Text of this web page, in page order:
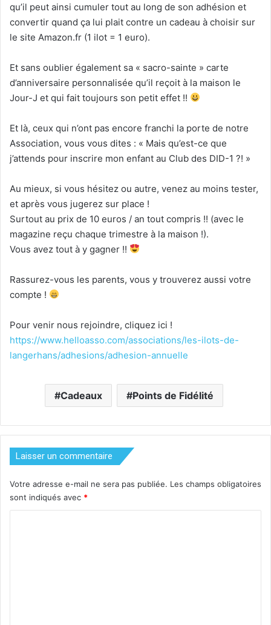
qu’il peut ainsi cumuler tout au long de son adhésion et
convertir quand ça lui plait contre un cadeau à choisir sur
le site Amazon.fr (1 ilot = 1 euro).
Et sans oublier également sa « sacro-sainte » carte
d’anniversaire personnalisée qu’il reçoit à la maison le
Jour-J et qui fait toujours son petit effet !!
Et là, ceux qui n’ont pas encore franchi la porte de notre
Association, vous vous dites : « Mais qu’est-ce que
j’attends pour inscrire mon enfant au Club des DID-1 ?! »
Au mieux, si vous hésitez ou autre, venez au moins tester,
et après vous jugerez sur place !
Surtout au prix de 10 euros / an tout compris !! (avec le
magazine reçu chaque trimestre à la maison !).
Vous avez tout à y gagner !!
Rassurez-vous les parents, vous y trouverez aussi votre
compte !
Pour venir nous rejoindre, cliquez ici !
https://www.helloasso.com/associations/les-ilots-de-
langerhans/adhesions/adhesion-annuelle
Cadeaux Points de Fidélité
Laisser un commentaire
Votre adresse e-mail ne sera pas publiée. Les champs obligatoires
sont indiqués avec *